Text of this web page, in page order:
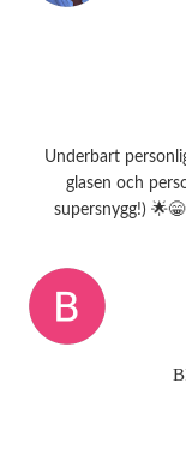
Underbart
glasen och
supersnygg!)